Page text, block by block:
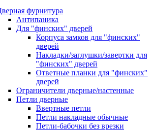
фурнитура
Антипаника
Для "финских" дверей
Корпуса замков для "финских"
дверей
Накладки/заглушки/завертки для
"финских" дверей
Ответные планки для "финских"
дверей
Ограничители дверные/настенные
Петли дверные
Ввертные петли
Петли накладные обычные
Петли-бабочки без врезки